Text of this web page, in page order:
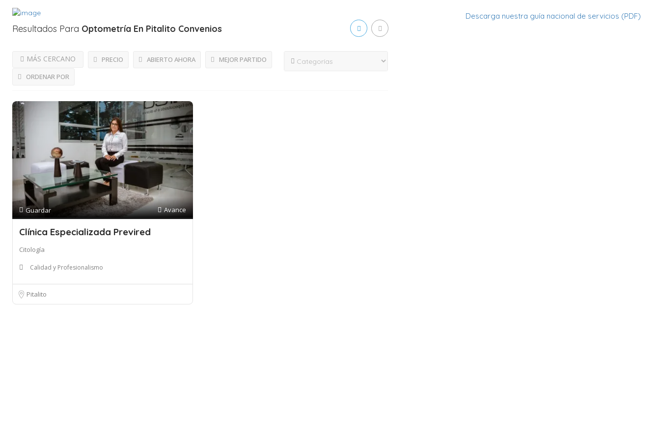
Descarga nuestra guía nacional de servicios (PDF)
Resultados Para Optometría En Pitalito Convenios
PRECIO ABIERTO AHORA
MÁS CERCANO
MEJOR PARTIDO
ORDENAR POR
Guardar Avance
Clínica Especializada Previred
Citología
Calidad y Profesionalismo
Pitalito